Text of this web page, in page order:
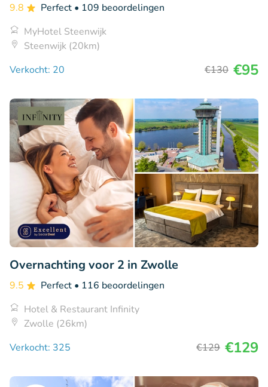
9.8 Perfect • 109 beoordelingen
MyHotel Steenwijk
Steenwijk (20km)
Verkocht: 20
€130 €95
Overnachting voor 2 in Zwolle
9.5 Perfect • 116 beoordelingen
Hotel & Restaurant Infinity
Zwolle (26km)
Verkocht: 325
€129 €129